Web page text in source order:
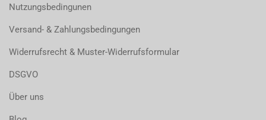
Nutzungsbedingunen
Versand- & Zahlungsbedingungen
Widerrufsrecht & Muster-Widerrufsformular
DSGVO
Über uns